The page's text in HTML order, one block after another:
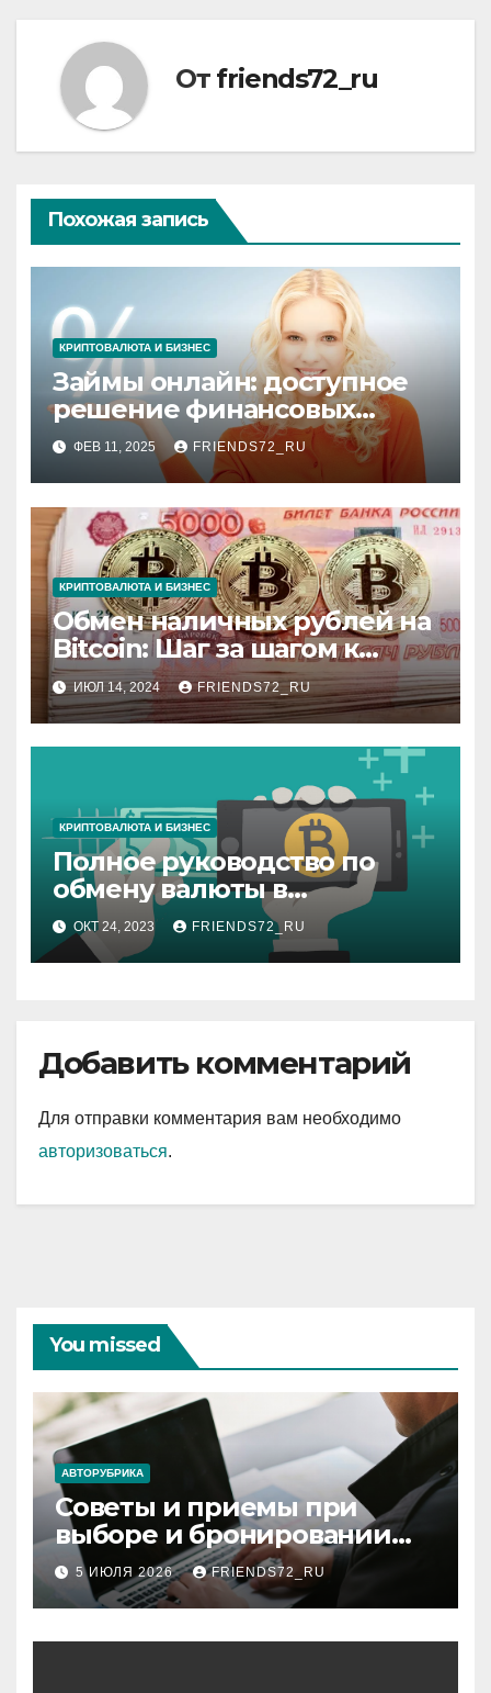
От friends72_ru
Похожая запись
КРИПТОВАЛЮТА И БИЗНЕС
Займы онлайн: доступное
решение финансовых
потребностей
ФЕВ 11, 2025 FRIENDS72_RU
КРИПТОВАЛЮТА И БИЗНЕС
Обмен наличных рублей на
Bitcoin: Шаг за шагом к
цифровым активам
ИЮЛ 14, 2024 FRIENDS72_RU
КРИПТОВАЛЮТА И БИЗНЕС
Полное руководство по
обмену валюты в
Интернете
ОКТ 24, 2023 FRIENDS72_RU
Добавить комментарий
Для отправки комментария вам необходимо
авторизоваться.
You missed
АВТОРУБРИКА
Советы и приемы при
выборе и бронировании
авиабилетов
5 ИЮЛЯ 2026 FRIENDS72_RU